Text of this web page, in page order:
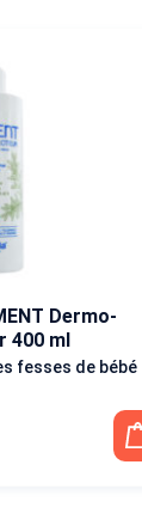
Dermo-
400 ml
fesses de bébé